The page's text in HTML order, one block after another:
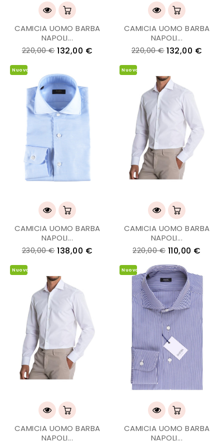
CAMICIA UOMO BARBA
NAPOLI...
220,00 € 132,00 €
CAMICIA UOMO BARBA
NAPOLI...
220,00 € 132,00 €
Nuovo
CAMICIA UOMO BARBA
NAPOLI...
230,00 € 138,00 €
Nuovo
CAMICIA UOMO BARBA
NAPOLI...
220,00 € 110,00 €
Nuovo
CAMICIA UOMO BARBA
NAPOLI...
Nuovo
CAMICIA UOMO BARBA
NAPOLI...